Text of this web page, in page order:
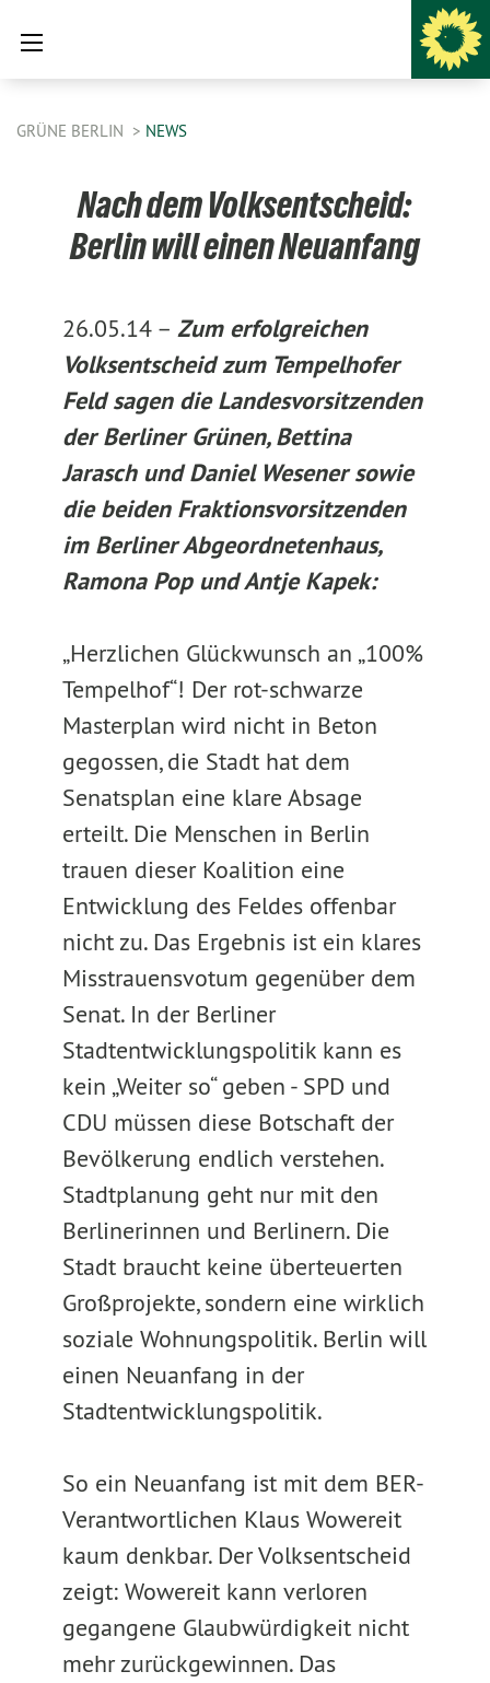
GRÜNE BERLIN NEWS
Nach dem Volksentscheid:
Berlin will einen Neuanfang
26.05.14 – Zum erfolgreichen
Volksentscheid zum Tempelhofer
Feld sagen die Landesvorsitzenden
der Berliner Grünen, Bettina
Jarasch und Daniel Wesener sowie
die beiden Fraktionsvorsitzenden
im Berliner Abgeordnetenhaus,
Ramona Pop und Antje Kapek:
„Herzlichen Glückwunsch an „100%
Tempelhof“! Der rot-schwarze
Masterplan wird nicht in Beton
gegossen, die Stadt hat dem
Senatsplan eine klare Absage
erteilt. Die Menschen in Berlin
trauen dieser Koalition eine
Entwicklung des Feldes offenbar
nicht zu. Das Ergebnis ist ein klares
Misstrauensvotum gegenüber dem
Senat. In der Berliner
Stadtentwicklungspolitik kann es
kein „Weiter so“ geben - SPD und
CDU müssen diese Botschaft der
Bevölkerung endlich verstehen.
Stadtplanung geht nur mit den
Berlinerinnen und Berlinern. Die
Stadt braucht keine überteuerten
Großprojekte, sondern eine wirklich
soziale Wohnungspolitik. Berlin will
einen Neuanfang in der
Stadtentwicklungspolitik.
So ein Neuanfang ist mit dem BER-
Verantwortlichen Klaus Wowereit
kaum denkbar. Der Volksentscheid
zeigt: Wowereit kann verloren
gegangene Glaubwürdigkeit nicht
mehr zurückgewinnen. Das